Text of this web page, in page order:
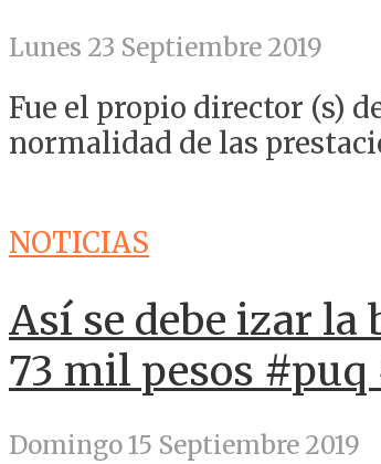
Lunes 23 Septiembre 2019
Fue el propio director (s)
normalidad de las
NOTICIAS
Así se debe izar la
73 mil pesos
Domingo 15 Septiembre 2019